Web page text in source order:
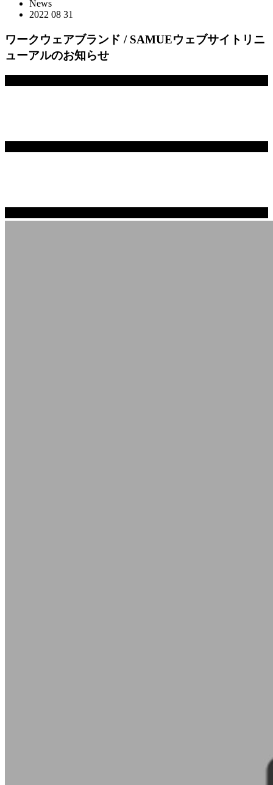
News
2022 08 31
ワークウェアブランド / SAMUEウェブサイトリニ
ューアルのお知らせ